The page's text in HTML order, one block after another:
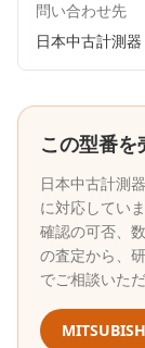
問い合わせ先
日本中古計測器
この型番
日本中古計測器
に対応してい
確認の可否、
の査定から、
でご相談いただ